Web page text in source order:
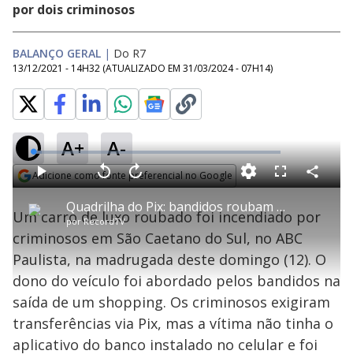
por dois criminosos
BALANÇO GERAL | Do R7
13/12/2021 - 14H32 (ATUALIZADO EM 31/03/2024 - 07H14)
A+ A-
Adicione como fonte preferencial no Google
P
l
a
Quadrilha do Pix: bandidos roubam e incendeiam carro de luxo no ABC Paulista
porRecordTV
P V
l
a
r
0
e
g
n
d
o
s
A
a
n
1
s
e
u
n
o
s
L
o
a
d
e
3
.
7
%
F
l
s
c
r
e
n
C
o
a
r
h
Um carro de luxo roubado foi incendiado por
criminosos em São Caetano do Sul, no ABC
Paulista, na madrugada deste domingo (12). O
dono do veículo foi abordado pelos bandidos na
saída de um shopping. Os criminosos exigiram
transferências via Pix, mas a vítima não tinha o
aplicativo do banco instalado no celular e foi